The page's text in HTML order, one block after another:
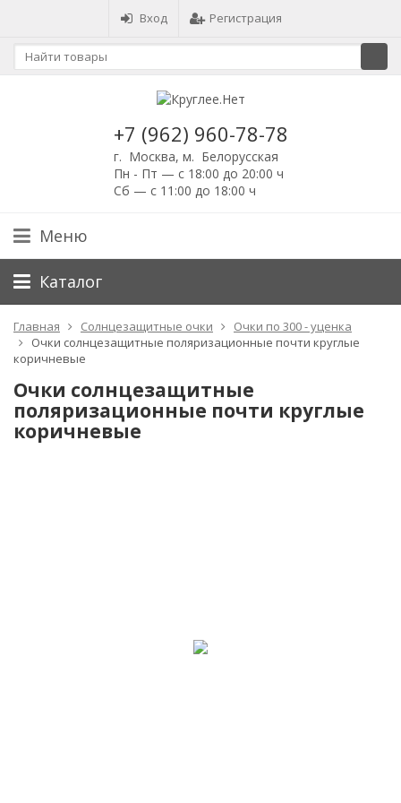
Вход Регистрация
+7 (962) 960-78-78
г. Москва, м. Белорусская
Пн - Пт — с 18:00 до 20:00 ч
Сб — с 11:00 до 18:00 ч
Меню
Каталог
Главная Солнцезащитные очки
Очки по 300 - уценка
Очки солнцезащитные поляризационные почти круглые
коричневые
Очки солнцезащитные
поляризационные почти круглые
коричневые